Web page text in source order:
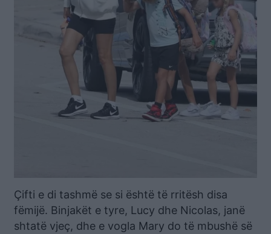
Çifti e di tashmë se si është të rritësh disa
fëmijë. Binjakët e tyre, Lucy dhe Nicolas, janë
shtatë vjeç, dhe e vogla Mary do të mbushë së